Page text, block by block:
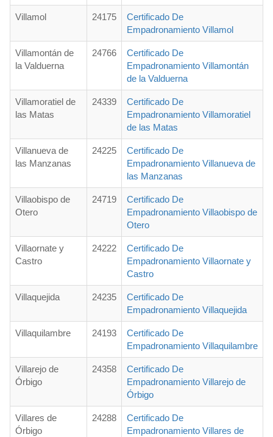
Villamol 24175
Certificado De
Empadronamiento Villamol
Villamontán de
la Valduerna
24766
Certificado De
Empadronamiento Villamontán
de la Valduerna
Villamoratiel de
las Matas
24339
Certificado De
Empadronamiento Villamoratiel
de las Matas
Villanueva de
las Manzanas
24225
Certificado De
Empadronamiento Villanueva de
las Manzanas
Villaobispo de
Otero
24719
Certificado De
Empadronamiento Villaobispo de
Otero
Villaornate y
Castro
24222
Certificado De
Empadronamiento Villaornate y
Castro
Villaquejida 24235
Certificado De
Empadronamiento Villaquejida
Villaquilambre 24193
Certificado De
Empadronamiento Villaquilambre
Villarejo de
Órbigo
24358
Certificado De
Empadronamiento Villarejo de
Órbigo
Villares de
Órbigo
24288
Certificado De
Empadronamiento Villares de